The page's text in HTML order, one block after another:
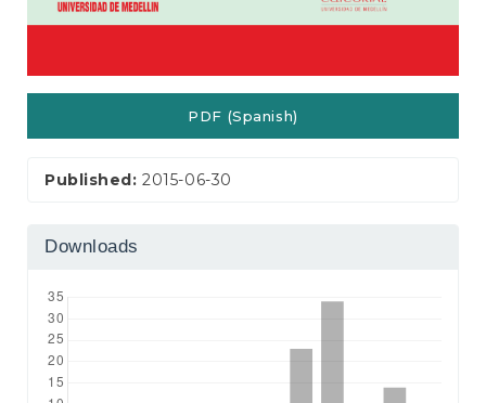
PDF (Spanish)
Published:2015-06-30
Downloads